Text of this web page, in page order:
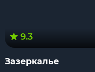
9.3
Зазеркалье